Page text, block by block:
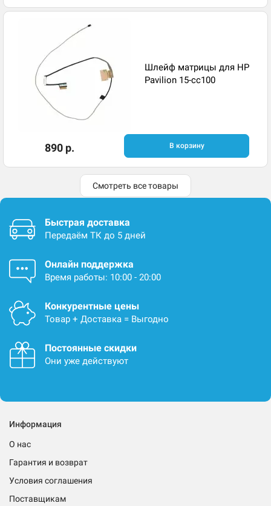
Шлейф матрицы для HP
Pavilion 15-cc100
890 р. В корзину
Смотреть все товары
Быстрая доставка
Передаём ТК до 5 дней
Онлайн поддержка
Время работы: 10:00 - 20:00
Конкурентные цены
Товар + Доставка = Выгодно
Постоянные скидки
Они уже действуют
Информация
О нас
Гарантия и возврат
Условия соглашения
Поставщикам